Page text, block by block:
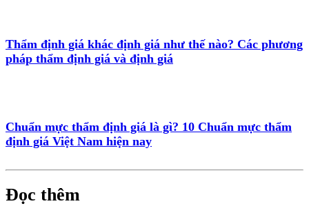
Thẩm định giá khác định giá như thế nào? Các phương
pháp thẩm định giá và định giá
Chuẩn mực thẩm định giá là gì? 10 Chuẩn mực thẩm
định giá Việt Nam hiện nay
Đọc thêm